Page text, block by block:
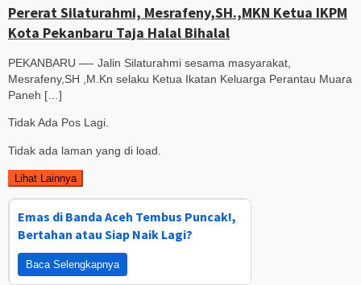
Pererat Silaturahmi, Mesrafeny,SH.,MKN Ketua IKPM
Kota Pekanbaru Taja Halal Bihalal
PEKANBARU —- Jalin Silaturahmi sesama masyarakat,
Mesrafeny,SH ,M.Kn selaku Ketua Ikatan Keluarga Perantau Muara
Paneh […]
Tidak Ada Pos Lagi.
Tidak ada laman yang di load.
Lihat Lainnya
Emas di Banda Aceh Tembus Puncak!,
Bertahan atau Siap Naik Lagi?
Baca Selengkapnya